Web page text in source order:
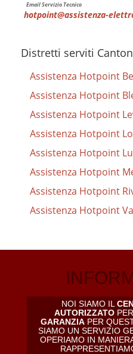
Email Servizio Tecnico
hotpoint@assistenza-
Distretti serviti
Assistenza Hotpoint
Assistenza Hotpoint
Assistenza Hotpoint
Assistenza Hotpoint
Assistenza Hotpoint
Assistenza Hotpoint
Assistenza Hotpoint
Assistenza Hotpoint
NOI SIAMO IL
AUTORIZZATO
GARANZIAPER
SIAMO UN SERVIZIO
OPERIAMO IN